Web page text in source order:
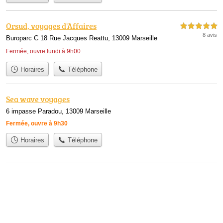
Orsud, voyages d'Affaires
Buroparc C 18 Rue Jacques Reattu, 13009 Marseille
Fermée, ouvre lundi à 9h00
5,0 étoiles sur 5
8 avis
Horaires Téléphone
Sea wave voyages
6 impasse Paradou, 13009 Marseille
Fermée, ouvre à 9h30
Horaires Téléphone